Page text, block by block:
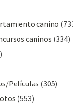
canino
caninos (334)
Películas (305)
(553)